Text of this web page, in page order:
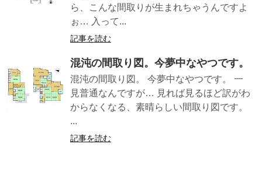
ら、こんな間取りが生まれちゃうんですよ
ぉ… 入って...
記事を読む
混沌の間取り図。今夢中なやつです。
混沌の間取り図。 今夢中なやつです。 一
見普通なんですが… 見れば見るほど訳がわ
からなくなる、素晴らしい間取り図です。
...
記事を読む